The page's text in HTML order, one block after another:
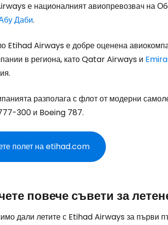
е националният авиопревозвач на
Даби.
Etihad Airways е добре оценена
в региона, като Qatar Airways и
разполага с флот от модерни
300 и Boeing 787.
полет на etihad.com
повече съвети за
дали летите с Etihad Airways за първи
Влезте в
... световната общност на